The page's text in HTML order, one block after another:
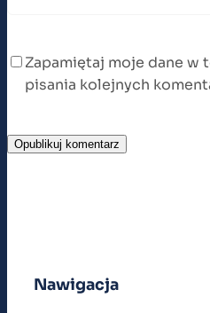
Zapamiętaj moje dane w
pisania kolejnych
Nawigacja